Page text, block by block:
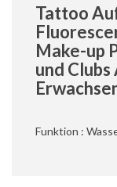
Tattoo
Make-up
und
Funktion :